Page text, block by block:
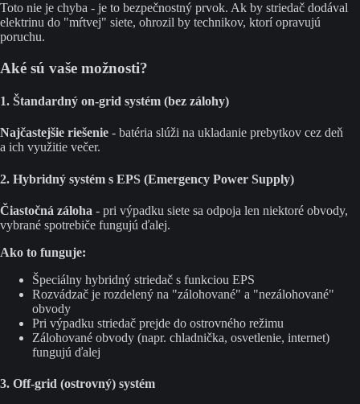
Toto nie je chyba - je to bezpečnostný prvok. Ak by striedač dodával
elektrinu do "mŕtvej" siete, ohrozil by technikov, ktorí opravujú
poruchu.
Aké sú vaše možnosti?
1. Štandardný on-grid systém (bez zálohy)
Najčastejšie riešenie - batéria slúži na ukladanie prebytkov cez deň
a ich využitie večer.
2. Hybridný systém s EPS (Emergency Power Supply)
Čiastočná záloha - pri výpadku siete sa odpoja len niektoré obvody,
vybrané spotrebiče fungujú ďalej.
Ako to funguje:
Špeciálny hybridný striedač s funkciou EPS
Rozvádzač je rozdelený na "zálohované" a "nezálohované"
obvody
Pri výpadku striedač prejde do ostrovného režimu
Zálohované obvody (napr. chladnička, osvetlenie, internet)
fungujú ďalej
3. Off-grid (ostrovný) systém